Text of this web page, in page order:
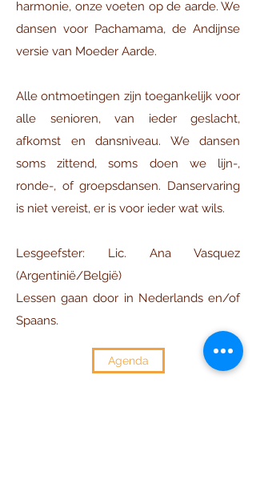
harmonie, onze voeten op de aarde. We
dansen voor Pachamama, de Andijnse
versie van Moeder Aarde.
Alle ontmoetingen zijn toegankelijk voor
alle senioren, van ieder geslacht,
afkomst en dansniveau. We dansen
soms zittend, soms doen we lijn-,
ronde-, of groepsdansen. Danservaring
is niet vereist, er is voor ieder wat wils.
Lesgeefster: Lic. Ana Vasquez
(Argentinië/België)
Lessen gaan door in Nederlands en/of
Spaans.
Agenda